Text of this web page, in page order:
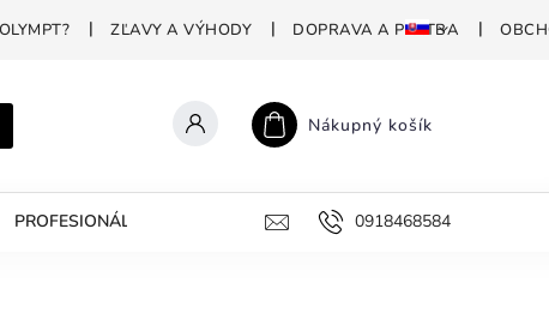
ZĽAVY A VÝHODY DOPRAVA A PLATBA
Nákupný košík
PROFESIONÁLNA DEZINFEKCIA PREČO POLYMPT?
0918468584